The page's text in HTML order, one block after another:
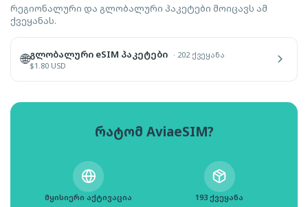
რეგიონალური და გლობალური პაკეტები მოიცავს ამ
ქვეყანას.
🌐გლობალური eSIM პაკეტები · 202 ქვეყანა
$1.80 USD
რატომ AviaeSIM?
მყისიერი აქტივაცია 193 ქვეყანა